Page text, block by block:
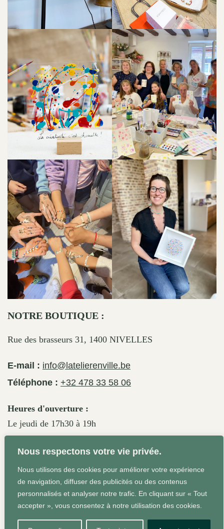
Nous respectons votre vie privée.
Nous utilisons des cookies pour améliorer votre expérience
de navigation, diffuser des publicités ou des contenus
personnalisés et analyser notre trafic. En cliquant sur « Tout
accepter », vous consentez à notre utilisation des cookies.
NOTRE BOUTIQUE :
Rue des brasseurs 31, 1400 NIVELLES
E-mail : info@latelierenville.be
Téléphone : +32 478 33 58 06
Heures d'ouverture :
Le jeudi de 17h30 à 19h
Le vendredi de 17h30 à 19h30
Le samedi de 11h30 à 19h
Conditions Générales
Site web réalisé par Agrum'ent -
Squeeze your brand!